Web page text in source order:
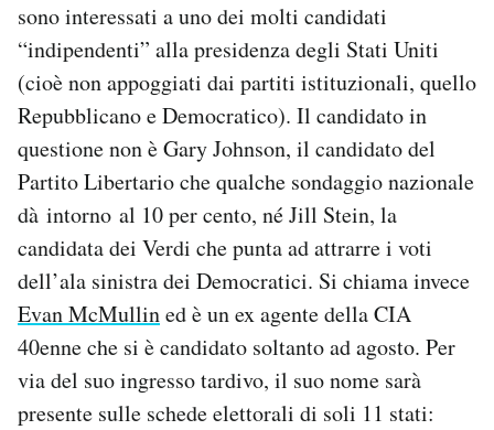
CALENDARIO
AREA PERSONALE
Area Personale
Newsletter
Hai bisogno di aiuto?
Esci
sono interessati a uno dei molti candidati
“indipendenti” alla presidenza degli Stati Uniti
(cioè non appoggiati dai partiti istituzionali, quello
Repubblicano e Democratico). Il candidato in
questione non è Gary Johnson, il candidato del
Partito Libertario che qualche sondaggio nazionale
dà intorno al 10 per cento, né Jill Stein, la
candidata dei Verdi che punta ad attrarre i voti
dell’ala sinistra dei Democratici. Si chiama invece
Evan McMullined è un ex agente della CIA
40enne che si è candidato soltanto ad agosto. Per
via del suo ingresso tardivo, il suo nome sarà
presente sulle schede elettorali di soli 11 stati: